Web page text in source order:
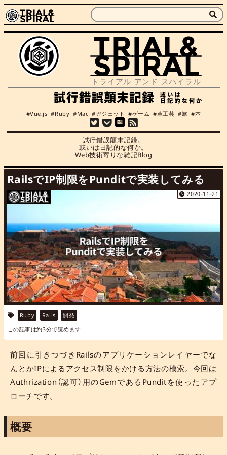
試行錯誤顛末記録。
或いは日記的な何か。
Web技術寄りな雑記Blog
Vue.js Ruby Mac ガジェット ゲーム 革工芸 旅 本
RailsでIP制限をPunditで実装してみる
2020-11-21
Ruby Rails
開発
この記事は約3分で読めます
前回に引きつづきRailsのアプリケーションレイヤーでな
んとかIPによるアクセス制限をかける方法の模索。今回は
Authrization（認可）用のGemであるPunditを使ったアプ
ローチです。
概要